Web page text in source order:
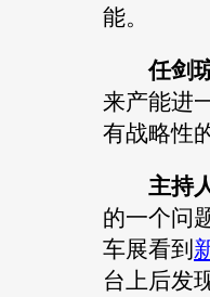
能。
任剑
来产能进
有战略性
主持
的一个问
车展看到
台上后发